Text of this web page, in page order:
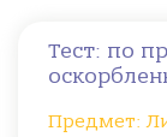
Тест: по
Предмет: